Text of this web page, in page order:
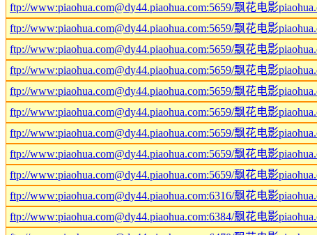
ftp://www:piaohua.com@dy44.piaohua.com:5659/飘花电影
ftp://www:piaohua.com@dy44.piaohua.com:5659/飘花电影
ftp://www:piaohua.com@dy44.piaohua.com:5659/飘花电影
ftp://www:piaohua.com@dy44.piaohua.com:5659/飘花电影
ftp://www:piaohua.com@dy44.piaohua.com:5659/飘花电影
ftp://www:piaohua.com@dy44.piaohua.com:5659/飘花电影
ftp://www:piaohua.com@dy44.piaohua.com:5659/飘花电影
ftp://www:piaohua.com@dy44.piaohua.com:5659/飘花电影
ftp://www:piaohua.com@dy44.piaohua.com:5659/飘花电影
ftp://www:piaohua.com@dy44.piaohua.com:6316/飘花电影
ftp://www:piaohua.com@dy44.piaohua.com:6384/飘花电影